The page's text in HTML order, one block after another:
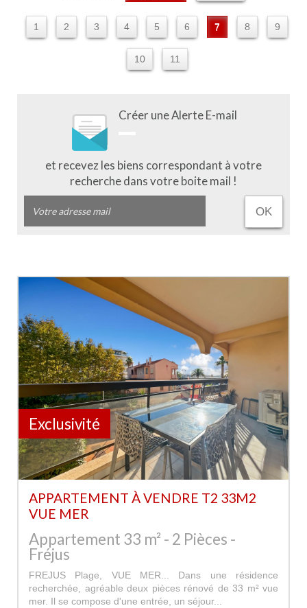
1 2 3 4 5 6 7 8 9
10 11
Créer une Alerte E-mail
et recevez les biens correspondant à votre
recherche dans votre boite mail !
OK
Exclusivité
APPARTEMENT À VENDRE T2 33M2
VUE MER
Appartement 33 m² - 2 Pièces -
Fréjus
FREJUS Plage, VUE MER... Dans une résidence
recherchée, agréable deux pièces rénové de 33 m² vue
mer. Il se compose d'une entrée, un séjour...